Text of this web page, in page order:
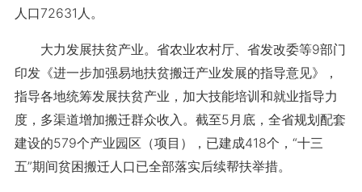
人口72631人。
大力发展扶贫产业。省农业农村厅、省发改委等9部门
印发《进一步加强易地扶贫搬迁产业发展的指导意见》，
指导各地统筹发展扶贫产业，加大技能培训和就业指导力
度，多渠道增加搬迁群众收入。截至5月底，全省规划配套
建设的579个产业园区（项目），已建成418个，“十三
五”期间贫困搬迁人口已全部落实后续帮扶举措。